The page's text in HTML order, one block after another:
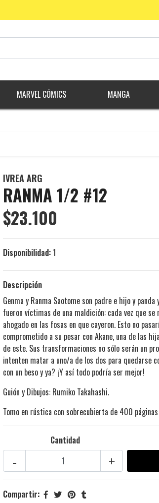
MARVEL CÓMICS MANGA
IVREA ARG
RANMA 1/2 #12
$23.100
Disponibilidad:1
Descripción
Genma y Ranma Saotome son padre e hijo y
fueron víctimas de una maldición: cada vez que
ahogado en las fosas en que cayeron. Esto no
comprometido a su pesar con Akane, una de las
de este. Sus transformaciones no sólo serán un
intenten matar a uno/a de los dos para quedarse
con un beso y ya? ¡Y así todo podría ser mejor!
Guión y Dibujos: Rumiko Takahashi.
Tomo en rústica con sobrecubierta de 400
Cantidad
+
-
Compartir: